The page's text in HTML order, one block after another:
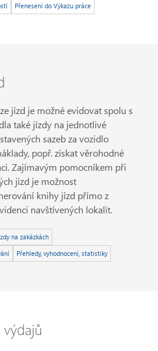
Přenesení do Výkazu práce
jízd je možné evidovat spolu s
také jízdy na jednotlivé
sazeb za vozidlo
popř. získat věrohodné
Zajímavým pomocníkem při
jízd je možnost
knihy jízd přímo z
navštívených lokalit.
na zakázkách
Přehledy, vyhodnocení, statistiky
výdajů